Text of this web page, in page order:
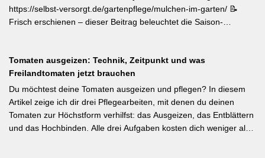
motivierender Impuls für jeden GBV-Garten. [Thema-Tag:
#Biodiversität #Gartengestaltung #Naturnahergarten]
https://selbst-versorgt.de/gartenpflege/mulchen-im-garten/ 📝
Frisch erschienen – dieser Beitrag beleuchtet die Saison-
Austrocknung. Die ideale Schichtdicke liegt bei 5–10 cm, immer
mit Abstand zum Pflanzenstamm, um Fäulnis zu vermeiden.
Besonders wertvoll: Häufige Fehler wie zu dicke Schichten oder
die Verwendung von frischem Rasenschnitt als alleiniges Material
werden klar benannt. [Thema-Tag: #Bodenpflege #Mulchen
#BiologischerGartenbau]
Tomaten ausgeizen: Technik, Zeitpunkt und was
Freilandtomaten jetzt brauchen
Du möchtest deine Tomaten ausgeizen und pflegen? In diesem
Artikel zeige ich dir drei Pflegearbeiten, mit denen du deinen
Tomaten zur Höchstform verhilfst: das Ausgeizen, das Entblättern
und das Hochbinden. Alle drei Aufgaben kosten dich weniger als